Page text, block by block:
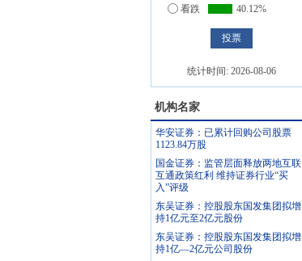
看跌 40.12%
统计时间: 2026-08-06
机构名家
华安证券：已累计回购公司股票
1123.84万股
国金证券：监管层面释放两地互联
互通政策红利 维持证券行业“买
入”评级
东吴证券：控股股东国发集团拟增
持1亿元至2亿元股份
东吴证券：控股股东国发集团拟增
持1亿—2亿元公司股份